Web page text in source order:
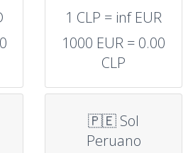
1 CLP = inf EUR
1000 EUR = 0.00
CLP
🇵🇪 Sol
Peruano